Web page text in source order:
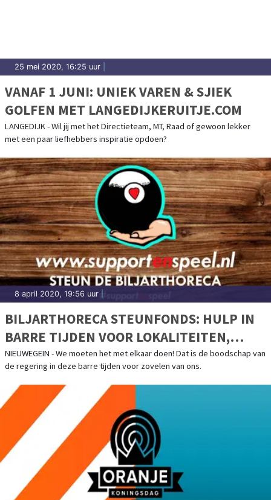
25 mei 2020, 16:25 uur
VANAF 1 JUNI: UNIEK VAREN & SJIEK
GOLFEN MET LANGEDIJKERUITJE.COM
LANGEDIJK - Wil jij met het Directieteam, MT, Raad of gewoon lekker
met een paar liefhebbers inspiratie opdoen?
8 april 2020, 19:56 uur
BILJARTHORECA STEUNFONDS: HULP IN
BARRE TIJDEN VOOR LOKALITEITEN,
ZALEN, CAFÉS
NIEUWEGEIN - We moeten het met elkaar doen! Dat is de boodschap van
de regering in deze barre tijden voor zovelen van ons.